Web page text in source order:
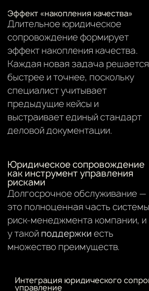
Эффект «накопления качества»
Длительное юридическое
сопровождение формирует
эффект накопления качества.
Каждая новая задача решается
быстрее и точнее, поскольку
специалист учитывает
предыдущие кейсы и
выстраивает единый стандарт
деловой документации.
Юридическое сопровождение
как инструмент управления
рисками
Долгосрочное обслуживание —
это полноценная часть системы
риск-менеджмента компании, и
у такой поддержки есть
множество преимуществ.
Интеграция юридического
управление